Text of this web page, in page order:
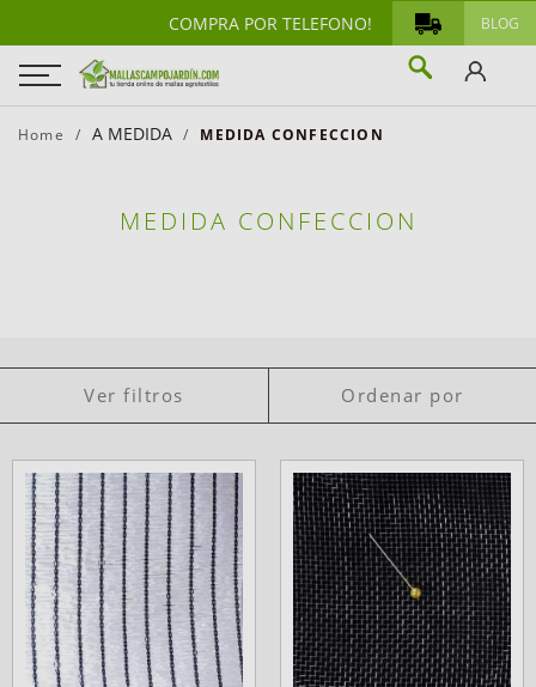
COMPRA POR TELEFONO! BLOG
Home A MEDIDA MEDIDA CONFECCION
MEDIDA CONFECCION
Ver filtros Ordenar por